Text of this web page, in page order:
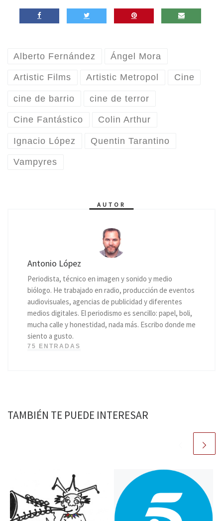
Alberto Fernández Ángel Mora
Artistic Films Artistic Metropol Cine
cine de barrio cine de terror
Cine Fantástico Colin Arthur
Ignacio López Quentin Tarantino
Vampyres
AUTOR
Antonio López
Periodista, técnico en imagen y sonido y medio
biólogo. He trabajado en radio, producción de eventos
audiovisuales, agencias de publicidad y diferentes
medios digitales. El periodismo es sencillo: papel, boli,
mucha calle y honestidad, nada más. Escribo donde me
siento a gusto.
75 ENTRADAS
TAMBIÉN TE PUEDE INTERESAR